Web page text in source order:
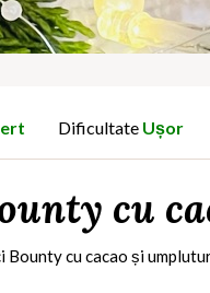
Dificultate Ușor
cu
cu cacao și